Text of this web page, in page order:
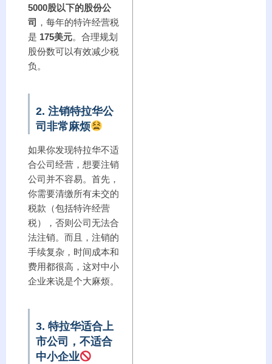
5000股以下的股份公
司
，每年的特许经营税
是 175美元。合理规划
股份数可以有效减少税
负。
2. 注销特拉华公
司非常麻烦
如果你发现特拉华不适
合公司经营，想要注销
公司并不容易。首先，
你需要清缴所有未交的
税款（包括特许经营
税），否则公司无法合
法注销。而且，注销的
手续复杂，时间成本和
费用都很高，这对中小
企业来说是个大麻烦。
3. 特拉华适合上
市公司，不适合
中小企业